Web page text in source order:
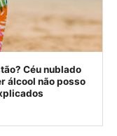
Céu nublado
álcool não posso